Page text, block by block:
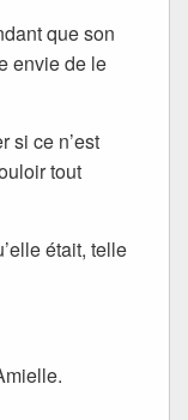
que son
envie de le
si ce n’est
tout
était, telle